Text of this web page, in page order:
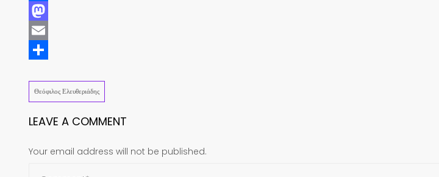
Facebook
Mastodon
Email
Θεόφιλος Ελευθεριάδης
LEAVE A COMMENT
Your email address will not be published.